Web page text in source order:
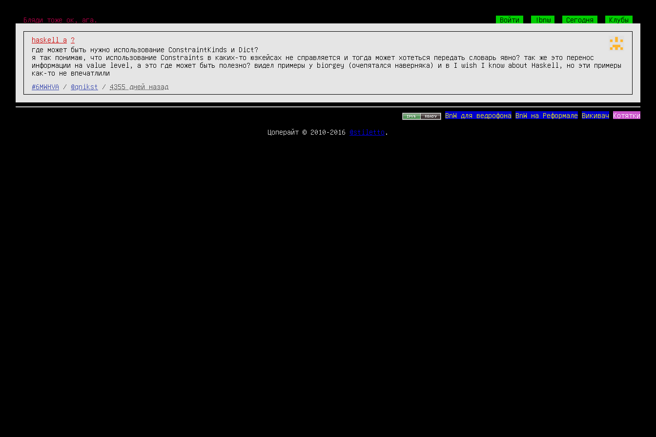
Бляди тоже ок, ага. Войти !bnw Сегодня Клубы
haskell а
?
где может быть нужно использование ConstraintKinds и Dict?
я так понимаю, что использование Constraints в каких-то юзкейсах не справляется и тогда может хотеться передать словарь явно? так же это перенос
информации на value level, а это где может быть полезно? видел примеры у biorgey (очепятался наверняка) и в I wish I know about Haskell, но эти примеры
как-то не впечатлили
#6MWHVA
/ @qnikst / 4355 дней назад
BnW для ведрофона BnW на Реформале Викивач Котятки
Цоперайт © 2010-2016 @stiletto